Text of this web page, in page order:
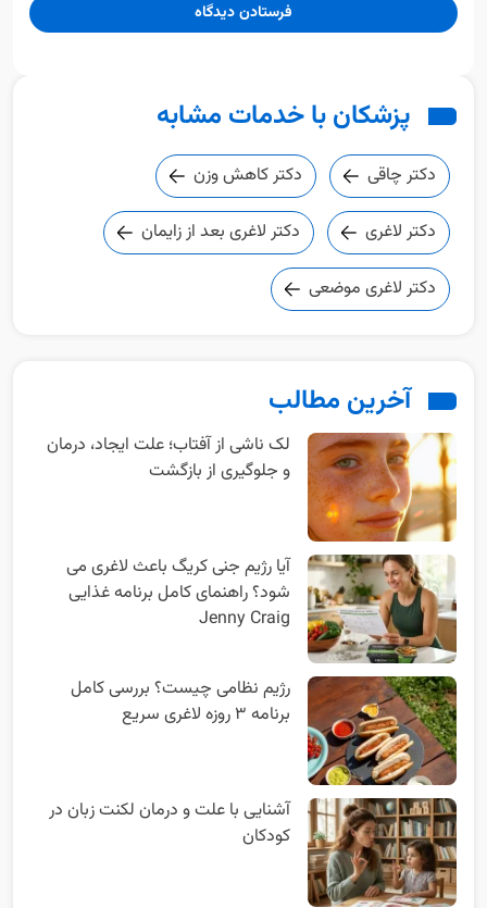
پزشکان با خدمات مشابه
دکتر چاقی دکتر کاهش وزن
دکتر لاغری دکتر لاغری بعد از زایمان
دکتر لاغری موضعی
آخرین مطالب
لک ناشی از آفتاب؛ علت ایجاد، درمان
و جلوگیری از بازگشت
آیا رژیم جنی کریگ باعث لاغری می
شود؟ راهنمای کامل برنامه غذایی
Jenny Craig
رژیم نظامی چیست؟ بررسی کامل
برنامه ۳ روزه لاغری سریع
آشنایی با علت و درمان لکنت زبان در
کودکان